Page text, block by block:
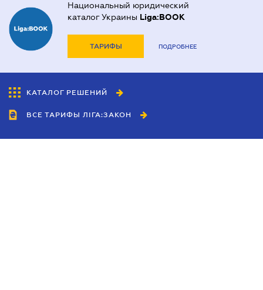
Национальный юридический
каталог Украины Liga:BOOK
ТАРИФЫ ПОДРОБНЕЕ
КАТАЛОГ РЕШЕНИЙ
ВСЕ ТАРИФЫ ЛІГА:ЗАКОН